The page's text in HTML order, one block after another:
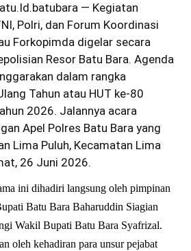
— Kegiatan
Polri, dan Forum Koordinasi
Forkopimda digelar secara
Resor Batu Bara. Agenda
dalam rangka
Tahun atau HUT ke-80
2026. Jalannya acara
Apel Polres Batu Bara yang
Lima Puluh, Kecamatan Lima
26 Juni 2026.
ini dihadiri langsung oleh pimpinan
Batu Bara Baharuddin Siagian
Wakil Bupati Batu Bara Syafrizal.
oleh kehadiran para unsur pejabat